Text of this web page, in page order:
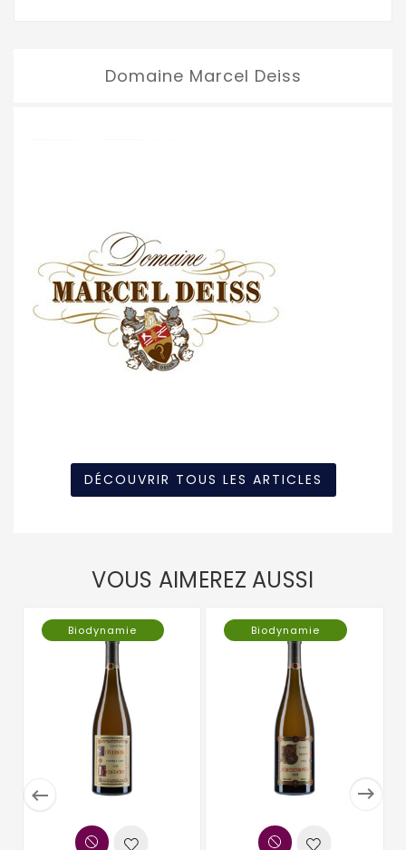
Domaine Marcel Deiss
DÉCOUVRIR TOUS LES ARTICLES
VOUS AIMEREZ AUSSI
 
Biodynamie Biodynamie